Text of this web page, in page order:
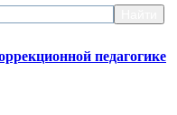
педагогике